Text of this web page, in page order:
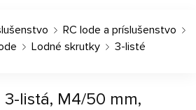
RC lode a príslušenstvo
Lodné skrutky 3-listé
listá, M4/50 mm,